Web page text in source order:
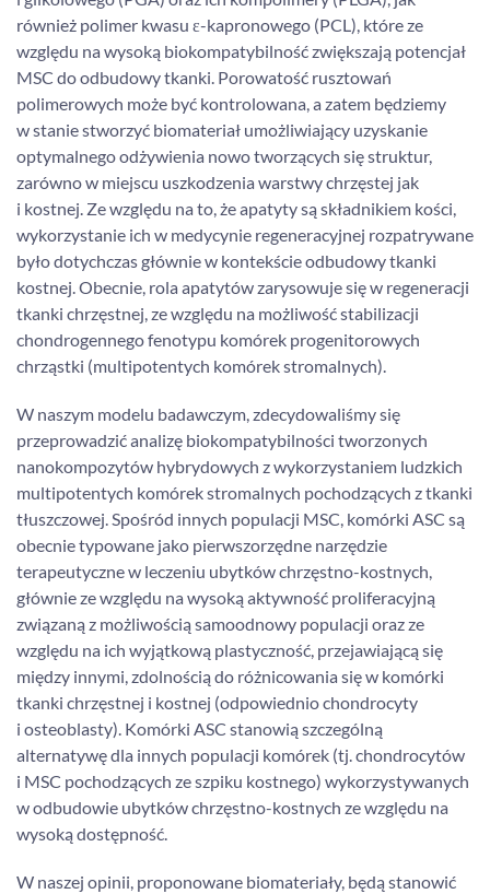
również polimer kwasu ε-kapronowego (PCL), które ze
względu na wysoką biokompatybilność zwiększają potencjał
MSC do odbudowy tkanki. Porowatość rusztowań
polimerowych może być kontrolowana, a zatem będziemy
w stanie stworzyć biomateriał umożliwiający uzyskanie
optymalnego odżywienia nowo tworzących się struktur,
zarówno w miejscu uszkodzenia warstwy chrzęstej jak
i kostnej. Ze względu na to, że apatyty są składnikiem kości,
wykorzystanie ich w medycynie regeneracyjnej rozpatrywane
było dotychczas głównie w kontekście odbudowy tkanki
kostnej. Obecnie, rola apatytów zarysowuje się w regeneracji
tkanki chrzęstnej, ze względu na możliwość stabilizacji
chondrogennego fenotypu komórek progenitorowych
chrząstki (multipotentych komórek stromalnych).
W naszym modelu badawczym, zdecydowaliśmy się
przeprowadzić analizę biokompatybilności tworzonych
nanokompozytów hybrydowych z wykorzystaniem ludzkich
multipotentych komórek stromalnych pochodzących z tkanki
tłuszczowej. Spośród innych populacji MSC, komórki ASC są
obecnie typowane jako pierwszorzędne narzędzie
terapeutyczne w leczeniu ubytków chrzęstno-kostnych,
głównie ze względu na wysoką aktywność proliferacyjną
związaną z możliwością samoodnowy populacji oraz ze
względu na ich wyjątkową plastyczność, przejawiającą się
między innymi, zdolnością do różnicowania się w komórki
tkanki chrzęstnej i kostnej (odpowiednio chondrocyty
i osteoblasty). Komórki ASC stanowią szczególną
alternatywę dla innych populacji komórek (tj. chondrocytów
i MSC pochodzących ze szpiku kostnego) wykorzystywanych
w odbudowie ubytków chrzęstno-kostnych ze względu na
wysoką dostępność.
W naszej opinii, proponowane biomateriały, będą stanowić